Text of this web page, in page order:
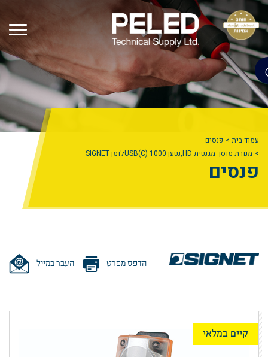
עמוד בית
פנסים
מנורת מוסך מגנטית HD,נטען 1000 (C)USBלומן SIGNET
פנסים
הדפס מפרט העבר במייל
קיים במלאי